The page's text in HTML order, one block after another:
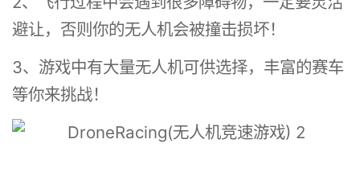
避让，否则你的无人机会被撞击损坏！
3、游戏中有大量无人机可供选择，丰富的赛车
等你来挑战！